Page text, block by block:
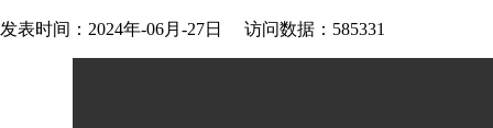
发表时间：2024年-06月-27日 访问数据：585331